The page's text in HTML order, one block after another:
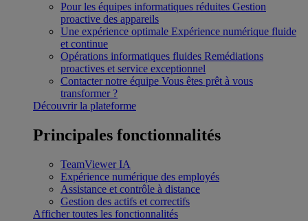
Pour les équipes informatiques réduites Gestion
proactive des appareils
Une expérience optimale Expérience numérique fluide
et continue
Opérations informatiques fluides Remédiations
proactives et service exceptionnel
Contacter notre équipe Vous êtes prêt à vous
transformer ?
Découvrir la plateforme
Principales fonctionnalités
TeamViewer IA
Expérience numérique des employés
Assistance et contrôle à distance
Gestion des actifs et correctifs
Afficher toutes les fonctionnalités